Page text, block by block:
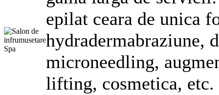
epilat ceara de unica
hydradermabraziune,
microneedling,
lifting, cosmetica,